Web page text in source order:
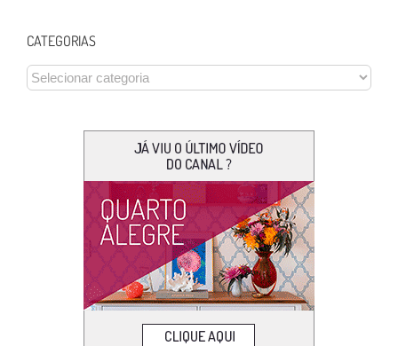
CATEGORIAS
CATEGORIAS